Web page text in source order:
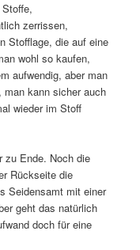
zerrissen,
Stofflage, die auf eine
wohl so kaufen,
aufwendig, aber man
kann sicher auch
wieder im Stoff
zu Ende. Noch die
Rückseite die
Seidensamt mit einer
geht das natürlich
doch für eine